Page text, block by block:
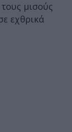
μισούς
εχθρικά